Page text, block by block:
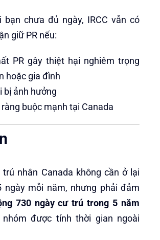
bạn chưa đủ ngày, IRCC vẫn có
giữ PR nếu:
PR gây thiệt hại nghiêm trọng
hoặc gia đình
bị ảnh hưởng
ràng buộc mạnh tại Canada
nhân Canada không cần ở lại
ngày mỗi năm, nhưng phải đảm
730 ngày cư trú trong 5 năm
nhóm được tính thời gian ngoài